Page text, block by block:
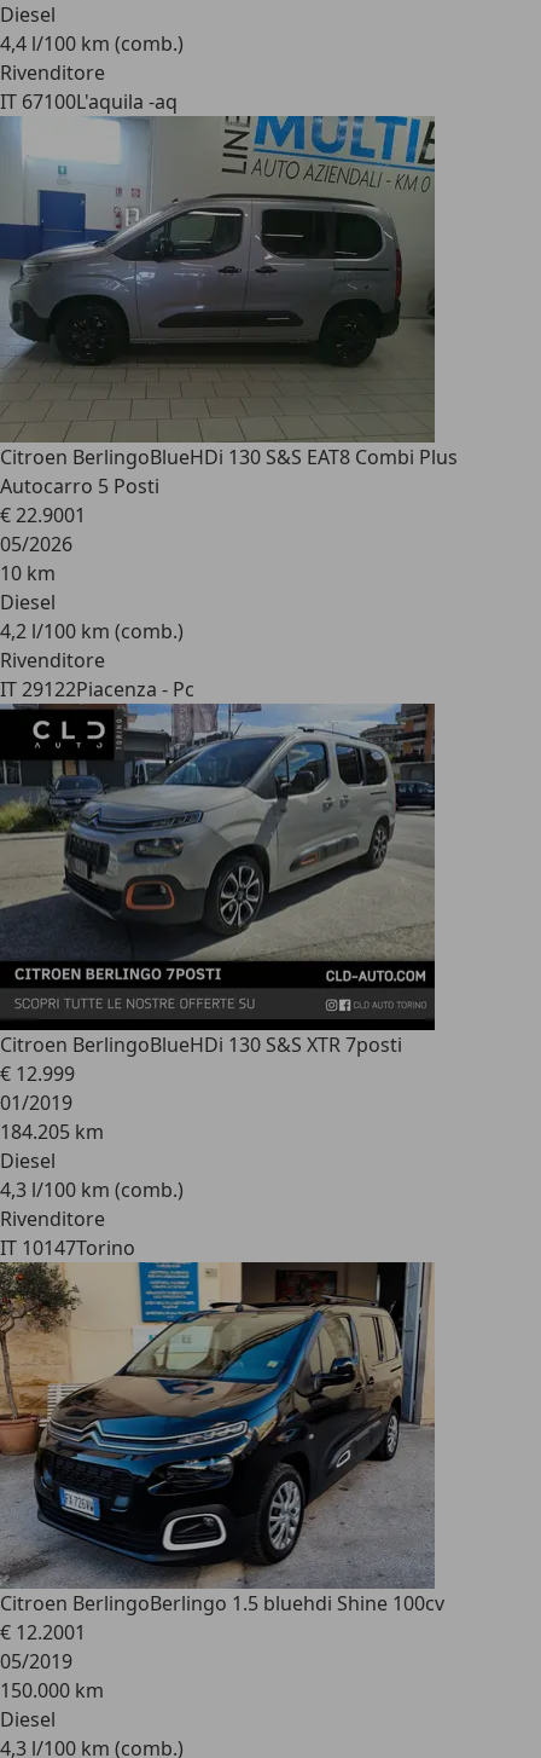
Diesel
4,4 l/100 km (comb.)
Rivenditore
IT 67100L'aquila -aq
Citroen BerlingoBlueHDi 130 S&S EAT8 Combi Plus
Autocarro 5 Posti
€ 22.9001
05/2026
10 km
Diesel
4,2 l/100 km (comb.)
Rivenditore
IT 29122Piacenza - Pc
Citroen BerlingoBlueHDi 130 S&S XTR 7posti
€ 12.999
01/2019
184.205 km
Diesel
4,3 l/100 km (comb.)
Rivenditore
IT 10147Torino
Citroen BerlingoBerlingo 1.5 bluehdi Shine 100cv
€ 12.2001
05/2019
150.000 km
Diesel
4,3 l/100 km (comb.)